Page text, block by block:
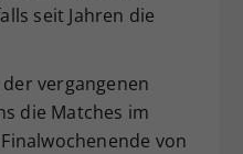
seit Jahren die
vergangenen
die Matches im
von